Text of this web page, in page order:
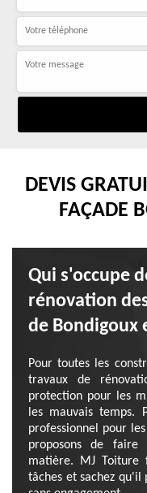
DEVIS
FAÇADE
Qui s'occupe
rénovation
de Bondigoux
Pour toutes les
travaux de
protection pour les
les mauvais temps.
professionnel pour
proposons de
matière. MJ Toiture
tâches et sachez